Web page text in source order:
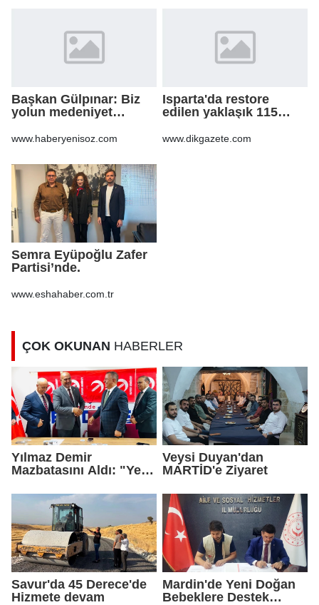
Başkan Gülpınar: Biz
yolun medeniyet
www.haberyenisoz.com
Isparta'da restore
edilen yaklaşık 115
atmosferiyle
www.dikgazete.com
Semra Eyüpoğlu Zafer
Partisi’nde.
www.eshahaber.com.tr
ÇOK OKUNAN HABERLER
Yılmaz Demir
Mazbatasını Aldı: "Yeni
Geldik"
Veysi Duyan'dan
MARTİD'e Ziyaret
Savur'da 45 Derece'de
Hizmete devam
Mardin'de Yeni Doğan
Bebeklere Destek